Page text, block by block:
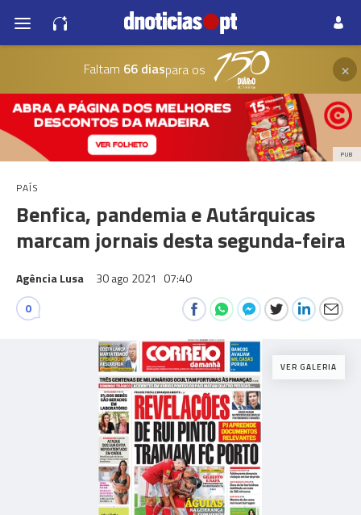
Faltam 66 diaspara os ×
PUB
PAÍS
Benfica, pandemia e Autárquicas
marcam jornais desta segunda-feira
Agência Lusa 30 ago 2021 07:40
0
VER GALERIA